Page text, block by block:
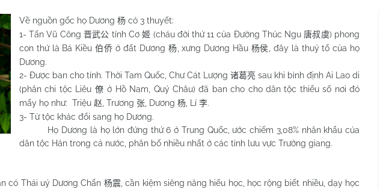
Về nguồn gốc họ Dương 杨 có 3 thuyết:
1- Tấn Vũ Công 晋武公 tính Cơ姬 (cháu đời thứ 11 của Đường Thúc Ngu 唐叔虞) phong
con thứ là Bá Kiều 伯侨 ở đất Dương 杨 , xưng Dương Hầu 杨侯 , đây là thuỷ tổ của họ
Dương.
2- Được ban cho tính. Thời Tam Quốc, Chư Cát Lượng 诸葛亮 sau khi bình định Ai Lao di
(phân chi tộc Liêu 僚 ở Hồ Nam, Quý Châu) đã ban cho cho dân tộc thiểu số nơi đó
mấy họ như: Triệu 赵 , Trương 张 , Dương 杨 , Lí 李.
3- Từ tộc khác đổi sang họ Dương.
Họ Dương là họ lớn đứng thứ 6 ở Trung Quốc, ước chiếm 3,08% nhân khẩu của
dân tộc Hán trong cả nước, phân bố nhiều nhất ở các tỉnh lưu vực Trường giang.
Thái uý Dương Chấn 杨震 , cần kiệm siêng năng hiếu học, học rộng biết nhiều, dạy học